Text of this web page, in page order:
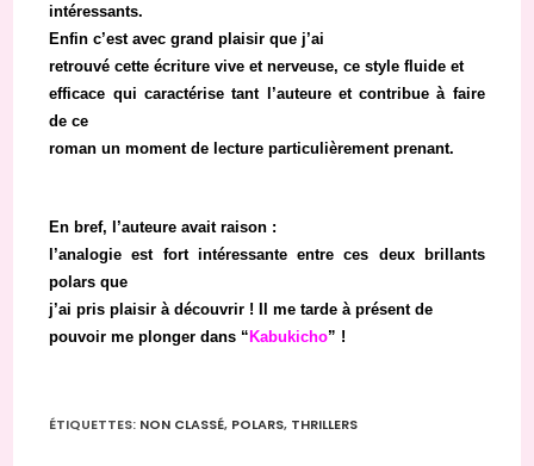
intéressants.
Enfin c’est avec grand plaisir que j’ai
retrouvé cette écriture vive et nerveuse, ce style fluide et
efficace qui caractérise tant l’auteure et contribue à faire
de ce
roman un moment de lecture particulièrement prenant.
En bref, l’auteure avait raison :
l’analogie est fort intéressante entre ces deux brillants
polars que
j’ai pris plaisir à découvrir ! Il me tarde à présent de
pouvoir me plonger dans “ Kabukicho” !
ÉTIQUETTES: NON CLASSÉ, POLARS, THRILLERS